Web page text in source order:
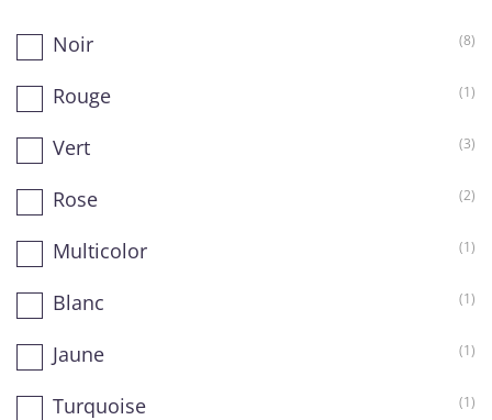
Noir (8)
Rouge (1)
Vert (3)
Rose (2)
Multicolor (1)
Blanc (1)
Jaune (1)
Turquoise (1)